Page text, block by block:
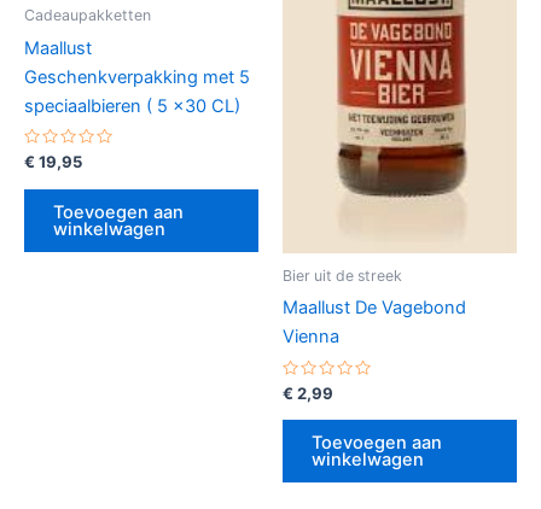
Cadeaupakketten
Maallust
Geschenkverpakking met 5
speciaalbieren ( 5 x30 CL)
Gewaardeerd
0
uit
€ 19,95
Toevoegen aan
winkelwagen
Bier uit de streek
Maallust De Vagebond
Vienna
Gewaardeerd
0
uit
€ 2,99
Toevoegen aan
winkelwagen